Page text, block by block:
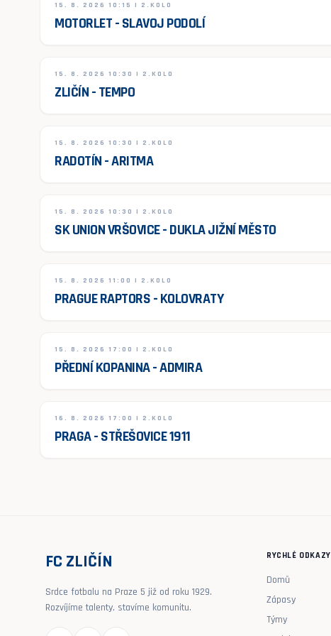
15. 8. 2026 10:15 | 2.KOLO
MOTORLET - SLAVOJ PODOLÍ
15. 8. 2026 10:30 | 2.KOLO
ZLIČÍN - TEMPO
15. 8. 2026 10:30 | 2.KOLO
RADOTÍN - ARITMA
15. 8. 2026 10:30 | 2.KOLO
SK UNION VRŠOVICE - DUKLA JIŽNÍ MĚSTO
15. 8. 2026 11:00 | 2.KOLO
PRAGUE RAPTORS - KOLOVRATY
15. 8. 2026 17:00 | 2.KOLO
PŘEDNÍ KOPANINA - ADMIRA
16. 8. 2026 17:00 | 2.KOLO
PRAGA - STŘEŠOVICE 1911
FC ZLIČÍN
Srdce fotbalu na Praze 5 již od roku 1929.
Rozvíjíme talenty, stavíme komunitu.
RYCHLÉ ODKAZY
Domů
Zápasy
Týmy